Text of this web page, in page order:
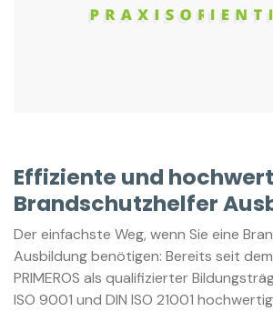
Effiziente und
Brandschutzhelfer
Der einfachste Weg, wenn Sie eine
Ausbildung benötigen: Bereits seit
PRIMEROS als qualifizierter
ISO 9001 und DIN ISO 21001